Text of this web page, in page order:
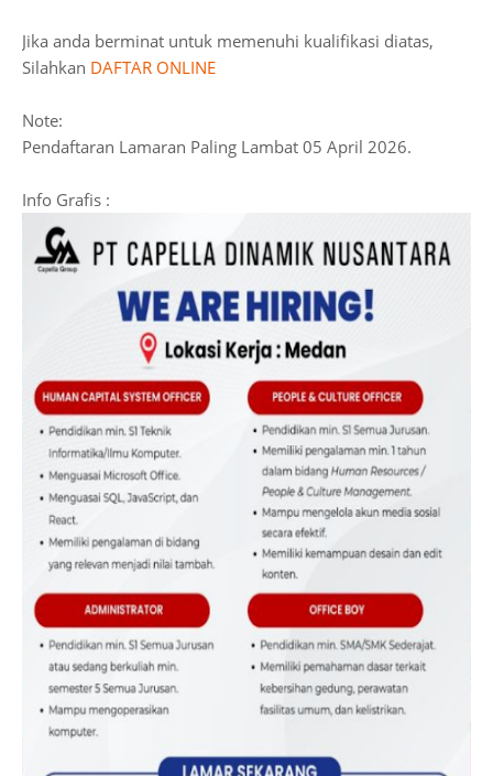
Jika anda berminat untuk memenuhi kualifikasi diatas,
Silahkan DAFTAR ONLINE
Note:
Pendaftaran Lamaran Paling Lambat 05 April 2026.
Info Grafis :